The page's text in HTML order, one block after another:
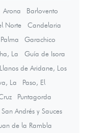
Arona
Barlovento
Norte
Candelaria
Garachico
La
Guía de Isora
Llanos de Aridane, Los
La
Paso, El
Puntagorda
San Andrés y Sauces
de la Rambla